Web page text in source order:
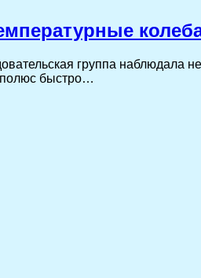
группа наблюдала
полюс быстро…